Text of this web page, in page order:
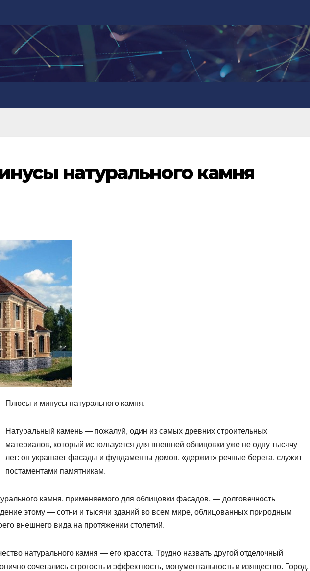
натурального камня
Плюсы и минусы натурального камня.
Натуральный камень — пожалуй, один из самых древних строительных
материалов, который используется для внешней облицовки уже не одну тысячу
лет: он украшает фасады и фундаменты домов, «держит» речные берега, служит
постаментами памятникам.
камня, применяемого для облицовки фасадов, — долговечность
этому — сотни и тысячи зданий во всем мире, облицованных природным
внешнего вида на протяжении столетий.
натурального камня — его красота. Трудно назвать другой отделочный
сочетались строгость и эффектность, монументальность и изящество. Город,